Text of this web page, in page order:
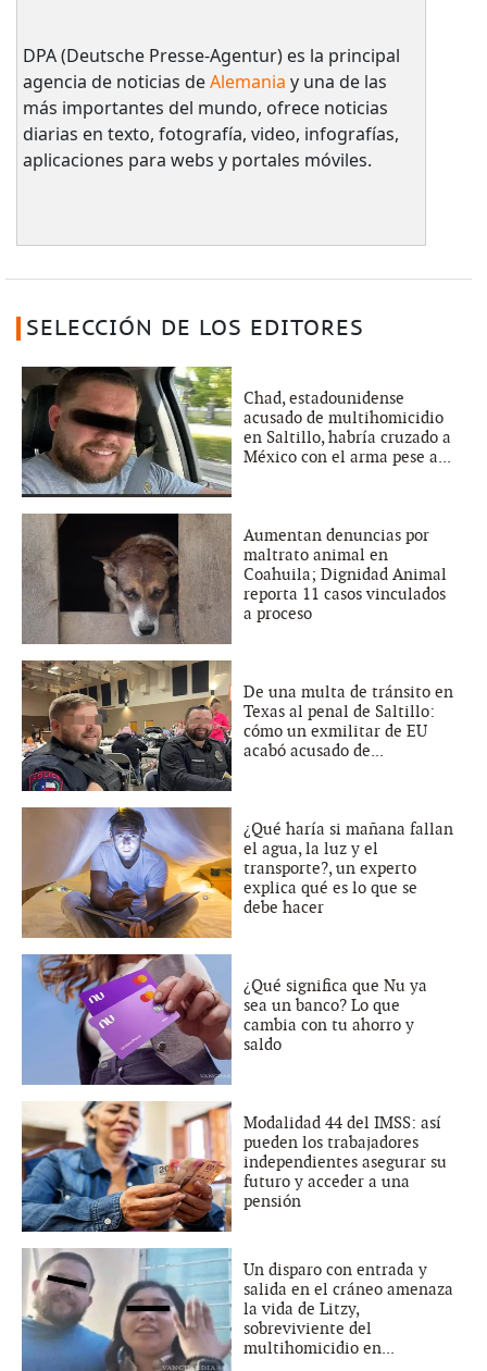
DPA (Deutsche Presse-Agentur) es la principal
agencia de noticias deAlemania y una de las
más importantes del mundo, ofrece noticias
diarias en texto, fotografía, video, infografías,
aplicaciones para webs y portales móviles.
SELECCIÓN DE LOS EDITORES
Chad, estadounidense
acusado de multihomicidio
en Saltillo, habría cruzado a
México con el arma pese a...
Aumentan denuncias por
maltrato animal en
Coahuila; Dignidad Animal
reporta 11 casos vinculados
a proceso
De una multa de tránsito en
Texas al penal de Saltillo:
cómo un exmilitar de EU
acabó acusado de...
¿Qué haría si mañana fallan
el agua, la luz y el
transporte?, un experto
explica qué es lo que se
debe hacer
¿Qué significa que Nu ya
sea un banco? Lo que
cambia con tu ahorro y
saldo
Modalidad 44 del IMSS: así
pueden los trabajadores
independientes asegurar su
futuro y acceder a una
pensión
Un disparo con entrada y
salida en el cráneo amenaza
la vida de Litzy,
sobreviviente del
multihomicidio en...